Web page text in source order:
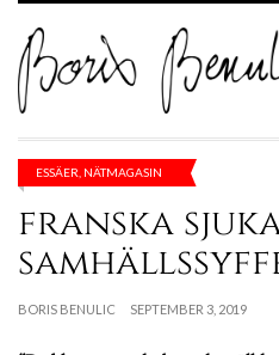
ESSÄER NÄTMAGASIN
franska
BORIS BENULIC SEPTEMBER 3, 2019